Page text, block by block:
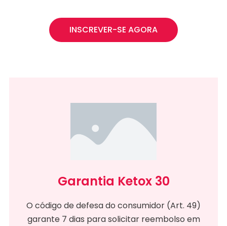
INSCREVER-SE AGORA
Garantia Ketox 30
O código de defesa do consumidor (Art. 49)
garante 7 dias para solicitar reembolso em